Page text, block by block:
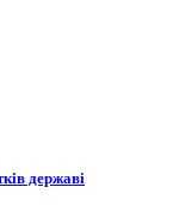
державі